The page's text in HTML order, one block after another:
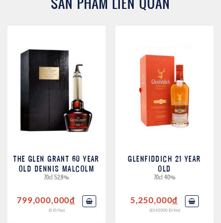
THE GLEN GRANT 60 YEAR
OLD DENNIS MALCOLM
70cl 52,8%
799,000,000đ
(0 Đ/lite)
GLENFIDDICH 21 YEAR
OLD
70cl 40%
5,250,000đ
(8142000 Đ/lite)